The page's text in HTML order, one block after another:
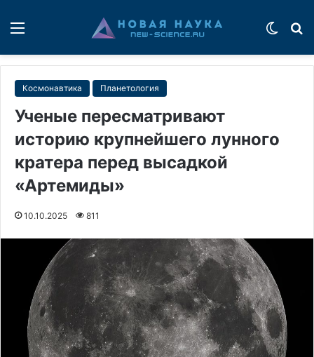
Космонавтика Планетология
Ученые пересматривают
историю крупнейшего лунного
кратера перед высадкой
«Артемиды»
10.10.2025 811